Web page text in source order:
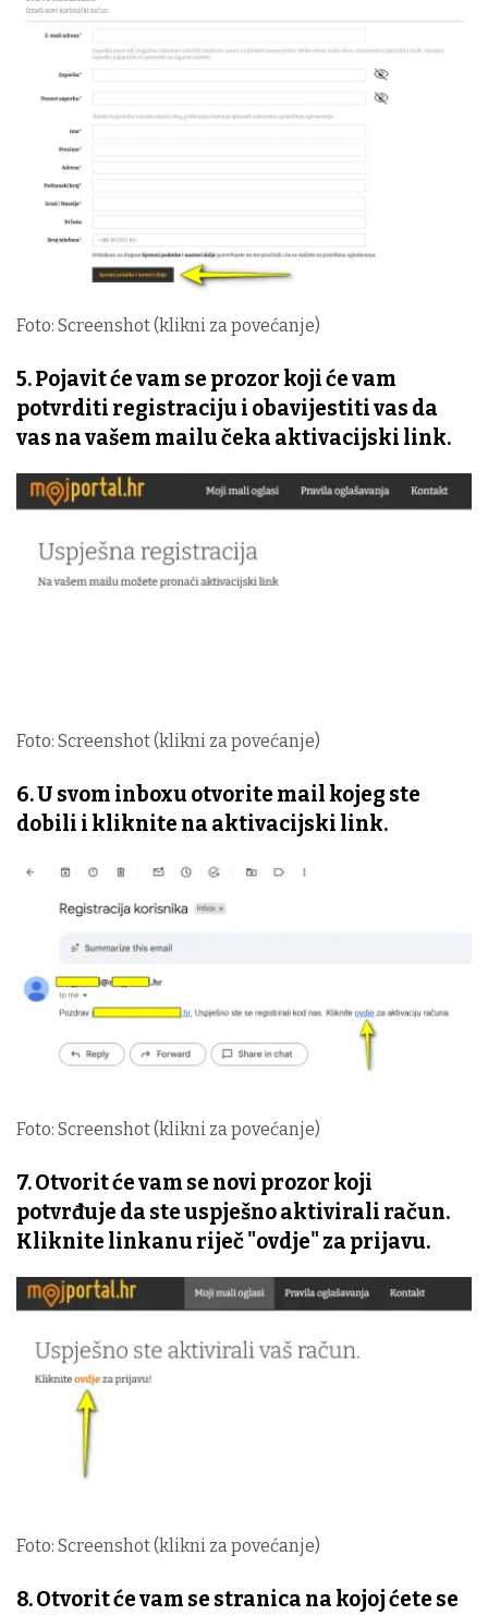
Foto: Screenshot (klikni za povećanje)
5. Pojavit će vam se prozor koji će vam
potvrditi registraciju i obavijestiti vas da
vas na vašem mailu čeka aktivacijski link.
Foto: Screenshot (klikni za povećanje)
6. U svom inboxu otvorite mail kojeg ste
dobili i kliknite na aktivacijski link.
Foto: Screenshot (klikni za povećanje)
7. Otvorit će vam se novi prozor koji
potvrđuje da ste uspješno aktivirali račun.
Kliknite linkanu riječ "ovdje" za prijavu.
Foto: Screenshot (klikni za povećanje)
8. Otvorit će vam se stranica na kojoj ćete se